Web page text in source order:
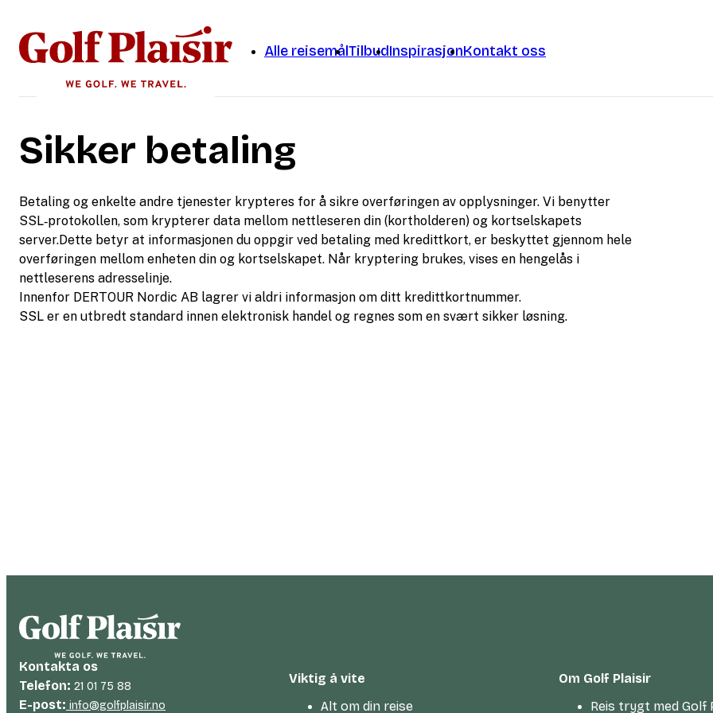
Alle reisemålTilbudInspirasjonKontakt oss
Sikker betaling
Betaling og enkelte andre tjenester krypteres for å sikre overføringen av opplysninger. Vi benytter
SSL‑protokollen, som krypterer data mellom nettleseren din (kortholderen) og kortselskapets
server.Dette betyr at informasjonen du oppgir ved betaling med kredittkort, er beskyttet gjennom hele
overføringen mellom enheten din og kortselskapet. Når kryptering brukes, vises en hengelås i
nettleserens adresselinje.
Innenfor DERTOUR Nordic AB lagrer vi aldri informasjon om ditt kredittkortnummer.
SSL er en utbredt standard innen elektronisk handel og regnes som en svært sikker løsning.
Kontakta os
Telefon: 21 01 75 88
E-post: info@golfplaisir.no
Viktig å vite
Alt om din reise
Om Golf Plaisir
Reis trygt med Golf